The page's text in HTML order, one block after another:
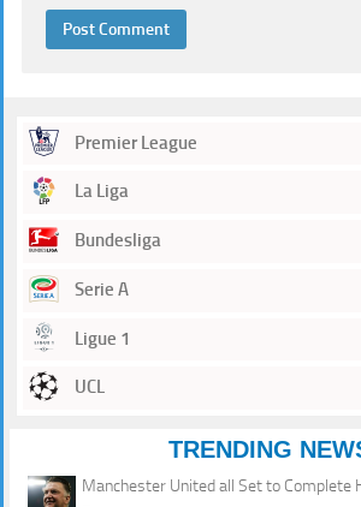
Premier League
La Liga
Bundesliga
Serie A
Ligue 1
UCL
TRENDING
Manchester United all Set to Complete